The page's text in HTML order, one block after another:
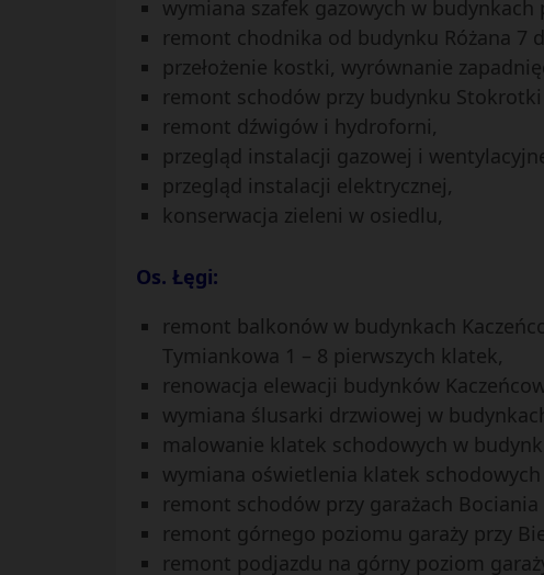
wymiana szafek gazowych w budynkach
remont chodnika od budynku Różana 7
przełożenie kostki, wyrównanie
remont schodów przy budynku Stokrotki
remont dźwigów i hydroforni,
przegląd instalacji gazowej i
przegląd instalacji elektrycznej,
konserwacja zieleni w osiedlu,
Os. Łęgi:
remont balkonów w budynkach
Tymiankowa 1 – 8 pierwszych klatek,
renowacja elewacji budynków
wymiana ślusarki drzwiowej w
malowanie klatek schodowych w
wymiana oświetlenia klatek
remont schodów przy garażach Bociania
remont górnego poziomu garaży przy
remont podjazdu na górny poziom